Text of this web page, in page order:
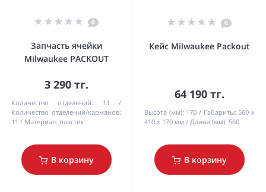
0
Запчасть ячейки
Milwaukee PACKOUT
3 290 тг.
Количество отделений:
11
Количество отделений/карманов:
11
Материал: пластик
В корзину
0
Кейс Milwaukee Packout
64 190 тг.
Высота (мм): 170 Габариты: 560 x
410 x 170 мм
Длина (мм): 560
В корзину